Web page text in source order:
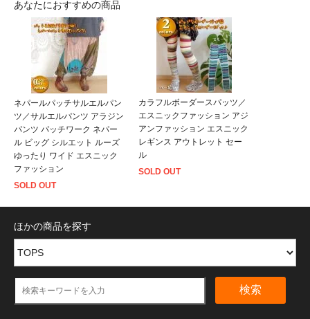
あなたにおすすめの商品
ネパールパッチサルエルパン
ツ／サルエルパンツ アラジン
パンツ パッチワーク ネパー
ル ビッグ シルエット ルーズ
ゆったり ワイド エスニック
ファッション
SOLD OUT
カラフルボーダースパッツ／
エスニックファッション アジ
アンファッション エスニック
レギンス アウトレット セー
ル
SOLD OUT
ほかの商品を探す
検索